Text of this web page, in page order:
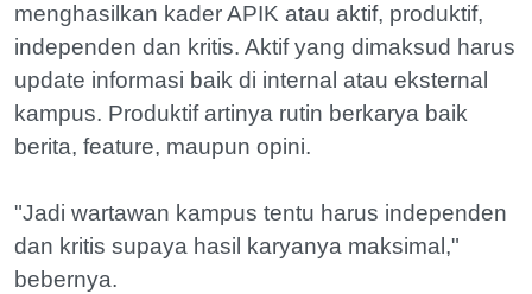
menghasilkan kader APIK atau aktif, produktif,
independen dan kritis. Aktif yang dimaksud harus
update informasi baik di internal atau eksternal
kampus. Produktif artinya rutin berkarya baik
berita, feature, maupun opini.
"Jadi wartawan kampus tentu harus independen
dan kritis supaya hasil karyanya maksimal,"
bebernya.